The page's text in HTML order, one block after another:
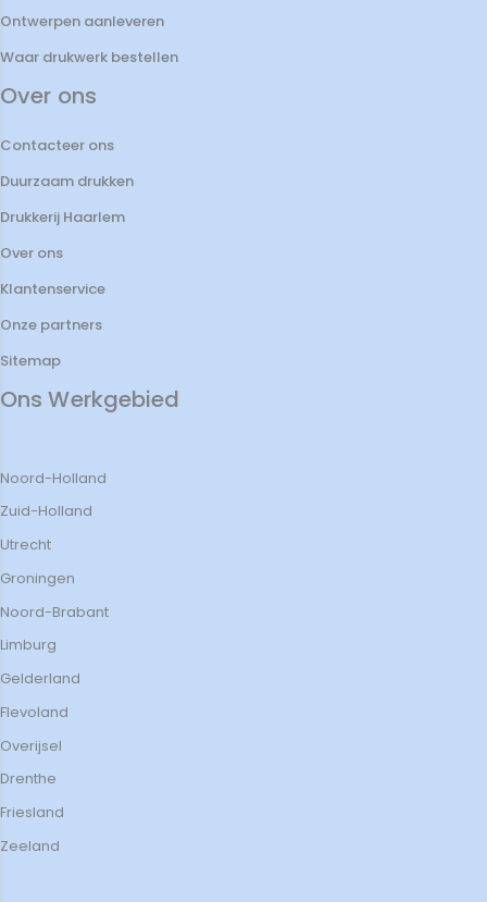
Ontwerpen aanleveren
Waar drukwerk bestellen
Over ons
Contacteer ons
Duurzaam drukken
Drukkerij Haarlem
Over ons
Klantenservice
Onze partners
Sitemap
Ons Werkgebied
Noord-Holland
Zuid-Holland
Utrecht
Groningen
Noord-Brabant
Limburg
Gelderland
Flevoland
Overijsel
Drenthe
Friesland
Zeeland